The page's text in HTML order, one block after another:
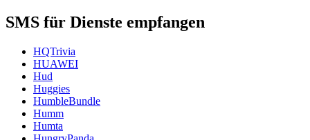
SMS für Dienste empfangen
HQTrivia
HUAWEI
Hud
Huggies
HumbleBundle
Humm
Humta